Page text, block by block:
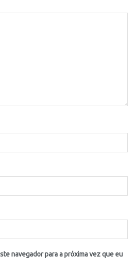
navegador para a próxima vez que eu